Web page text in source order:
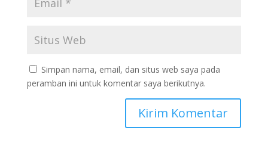
Simpan nama, email, dan situs web saya pada
peramban ini untuk komentar saya berikutnya.